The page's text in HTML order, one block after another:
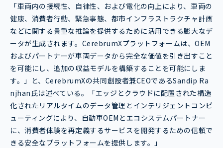
「車両内の接続性、自律性、および電化の向上により、車両の
健康、消費者行動、緊急事態、都市インフラストラクチャ計画
などに関する貴重な推論を提供するために活用できる膨大なデ
ータが生成されます。CerebrumXプラットフォームは、OEM
およびパートナーが車両データから完全な価値を引き出すこと
を可能にし、追加の収益モデルを構築することを可能にしま
す。」と、CerebrumXの共同創設者兼CEOであるSandip Ra
njhan氏は述べている。「エッジとクラウドに配置された構造
化されたリアルタイムのデータ管理とインテリジェントコンピ
ューティングにより、自動車OEMとエコシステムパートナー
に、消費者体験を再定義するサービスを開発するための信頼で
きる安全なプラットフォームを提供します。」